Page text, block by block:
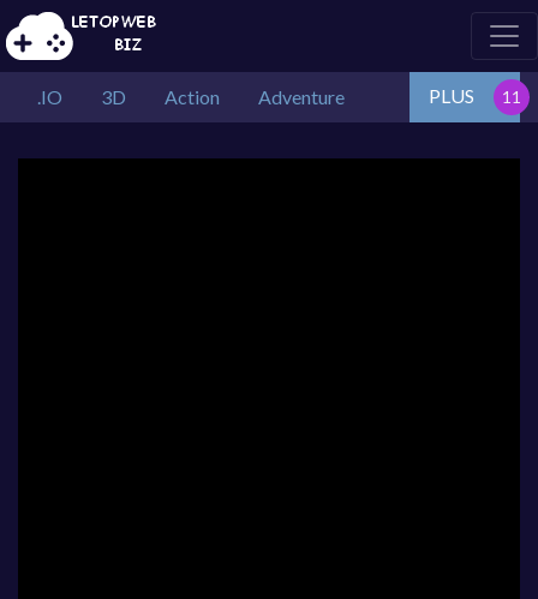
.IO 3D Action Adventure PLUS